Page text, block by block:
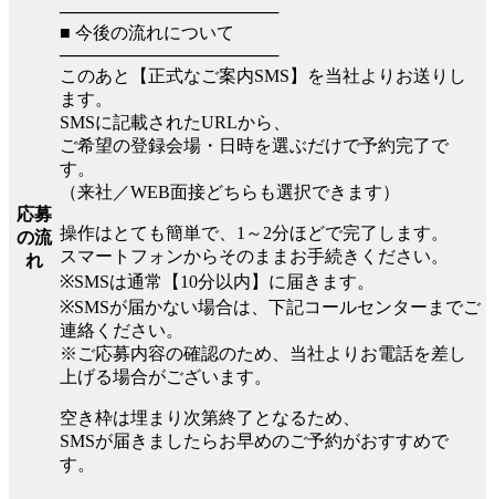
応募
の流
れ
──────────────────
■ 今後の流れについて
──────────────────
このあと【正式なご案内SMS】を当社よりお送りし
ます。
SMSに記載されたURLから、
ご希望の登録会場・日時を選ぶだけで予約完了で
す。
（来社／WEB面接どちらも選択できます）
操作はとても簡単で、1～2分ほどで完了します。
スマートフォンからそのままお手続きください。
※SMSは通常【10分以内】に届きます。
※SMSが届かない場合は、下記コールセンターまでご
連絡ください。
※ご応募内容の確認のため、当社よりお電話を差し
上げる場合がございます。
空き枠は埋まり次第終了となるため、
SMSが届きましたらお早めのご予約がおすすめで
す。